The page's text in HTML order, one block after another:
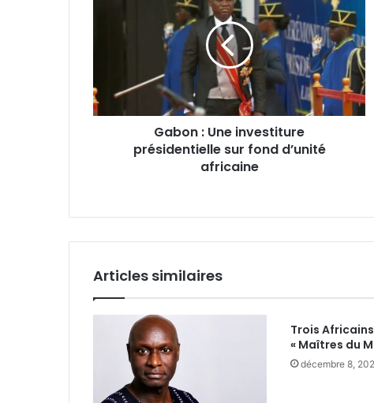
d’unité
africaine
Gabon : Une investiture
présidentielle sur fond d’unité
africaine
Articles similaires
Trois
« Maîtres du
décembre 8,